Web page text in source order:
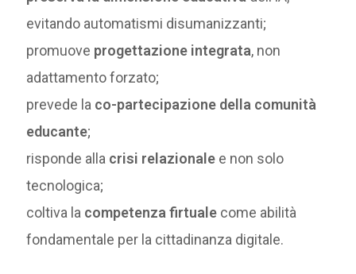
evitando automatismi disumanizzanti;
promuove progettazione integrata, non
adattamento forzato;
prevede la co-partecipazione della comunità
educante;
risponde alla crisi relazionale e non solo
tecnologica;
coltiva la competenza firtuale come abilità
fondamentale per la cittadinanza digitale.